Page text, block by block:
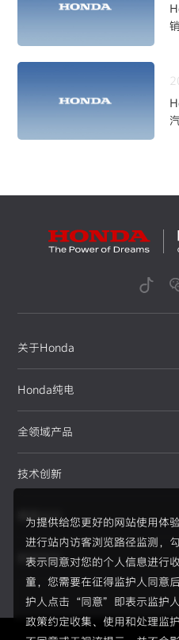
为提供给您更好的网站使用体
进行站内访客浏览路径监测
表示同意对您的个人信息进行
童，您需要在征得监护人同意
护人点击“同意”即表示监护
政策约定收集、使用和处理监
关于Honda
Honda纯电
全领域产品
技术创新
赛事运动
新闻资讯
F1®赛事